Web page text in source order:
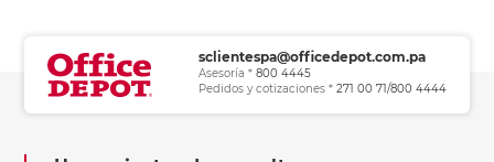
sclientespa@officedepot.com.pa
Asesoría * 800 4445
Pedidos y cotizaciones * 271 00 71/800 4444